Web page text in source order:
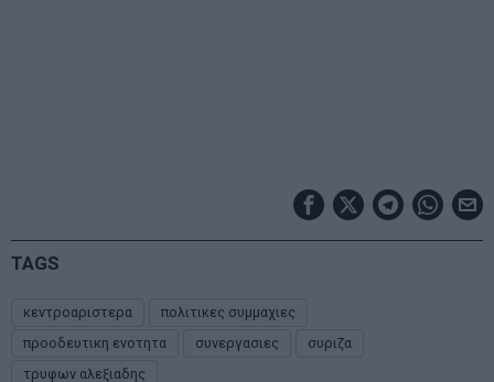
TAGS
κεντροαριστερα
πολιτικες συμμαχιες
προοδευτικη ενοτητα
συνεργασιες
συριζα
τρυφων αλεξιαδης